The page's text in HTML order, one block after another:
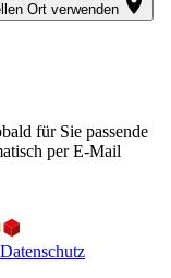
Ort verwenden
für Sie passende
per E-Mail
Datenschutz